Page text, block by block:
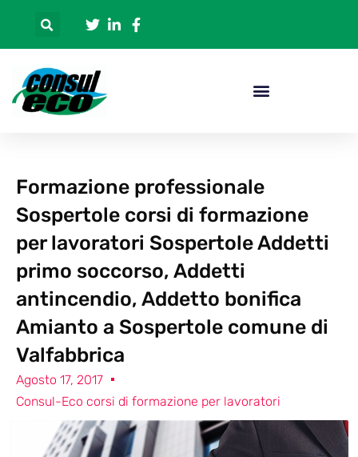
Formazione professionale
Sospertole corsi di formazione
per lavoratori Sospertole Addetti
primo soccorso, Addetti
antincendio, Addetto bonifica
Amianto a Sospertole comune di
Valfabbrica
Agosto 17, 2017
Consul-Eco corsi di formazione per lavoratori